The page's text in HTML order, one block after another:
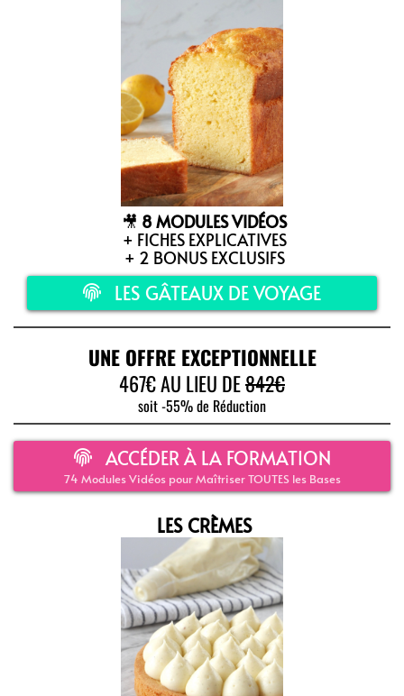
🎥 8 MODULES VIDÉOS
+ FICHES EXPLICATIVES
+ 2 BONUS EXCLUSIFS
LES GÂTEAUX DE VOYAGE
UNE OFFRE EXCEPTIONNELLE
467€ AU LIEU DE842€
soit -55% de Réduction
ACCÉDER À LA FORMATION
74 Modules Vidéos pour Maîtriser TOUTES les Bases
LES CRÈMES